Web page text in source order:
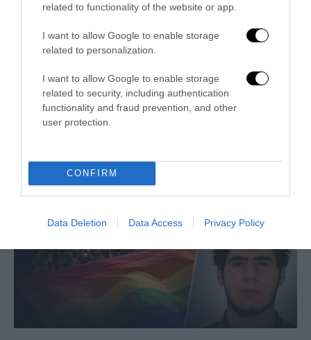
related to functionality of the website or app.
I want to allow Google to enable storage
related to personalization.
I want to allow Google to enable storage
related to security, including authentication
functionality and fraud prevention, and other
user protection.
CONFIRM
Data Deletion Data Access Privacy Policy
Berlino, il jihadista era già sorvegliato: l’Europa conosce
la minaccia ma non riesce a...